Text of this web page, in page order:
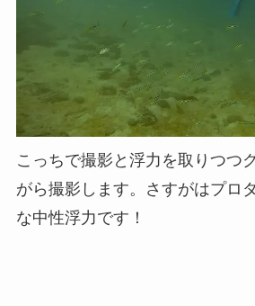
こっちで撮影と浮力を取りつつ
がら撮影します。さすがはプロ
な中性浮力です！